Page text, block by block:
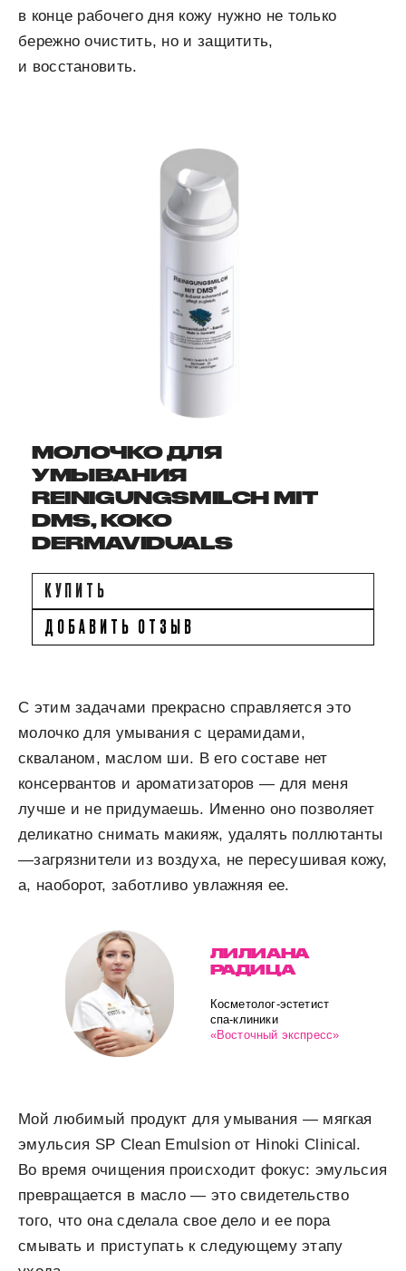
в конце рабочего дня кожу нужно не только
бережно очистить, но и защитить,
и восстановить.
МОЛОЧКО ДЛЯ
УМЫВАНИЯ
REINIGUNGSMILCH MIT
DMS, KOKO
DERMAVIDUALS
КУПИТЬ
ДОБАВИТЬ ОТЗЫВ
С этим задачами прекрасно справляется это
молочко для умывания с церамидами,
скваланом, маслом ши. В его составе нет
консервантов и ароматизаторов — для меня
лучше и не придумаешь. Именно оно позволяет
деликатно снимать макияж, удалять поллютанты
—загрязнители из воздуха, не пересушивая кожу,
а, наоборот, заботливо увлажняя ее.
ЛИЛИАНА
РАДИЦА
Косметолог-эстетист
спа-клиники
«Восточный экспресс»
Мой любимый продукт для умывания — мягкая
эмульсия SP Clean Emulsion от Hinoki Clinical.
Во время очищения происходит фокус: эмульсия
превращается в масло — это свидетельство
того, что она сделала свое дело и ее пора
смывать и приступать к следующему этапу